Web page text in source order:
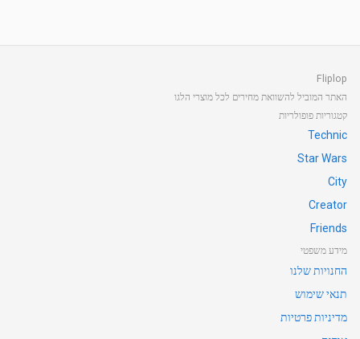
Fliplop
האתר המוביל להשוואת מחירים לכל מוצרי הלגו
קטגוריות פופולריות
Technic
Star Wars
City
Creator
Friends
מידע משפטי
החנויות שלנו
תנאי שימוש
מדיניות פרטיות